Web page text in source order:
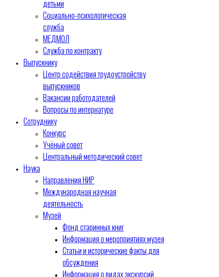
детьми
Социально-психологическая
служба
МЕДМОЛ
Служба по контракту
Выпускнику
Центр содействия трудоустройству
выпускников
Вакансии работодателей
Вопросы по интернатуре
Сотруднику
Конкурс
Учёный совет
Центральный методический совет
Наука
Направления НИР
Международная научная
деятельность
Музей
Фонд старинных книг
Информация о мероприятиях музея
Статьи и исторические факты для
обсуждения
Информация о видах экскурсий